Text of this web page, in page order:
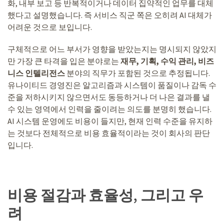
화, 내부 보고 등 반복적이거나 데이터 집약적인 업무를 대체
했다고 설명했습니다. 즉 서비스 직군 쪽은 오히려 AI 대체가
어려운 것으로 보입니다.
구체적으로 어느 부서가 영향을 받았는지는 명시되지 않았지
만 가장 큰 타격을 입은 분야로는 재무, 기획, 수익 관리, 비즈
니스 인텔리전스 분야의 직무가 포함된 것으로 추정됩니다.
유나이티드 경영진은 알고리즘과 시스템이 품질이나 감독 수
준을 저하시키지 않으면서도 동등하거나 더 나은 결과를 낼
수 있는 영역에서 인력을 줄이려는 의도를 분명히 했습니다.
AI 시스템 운영에도 비용이 들지만, 현재 인력 수준을 유지하
는 것보다 전체적으로 비용 효율적이라는 것이 회사의 판단
입니다.
비용 절감과 효율성, 그리고 우
려